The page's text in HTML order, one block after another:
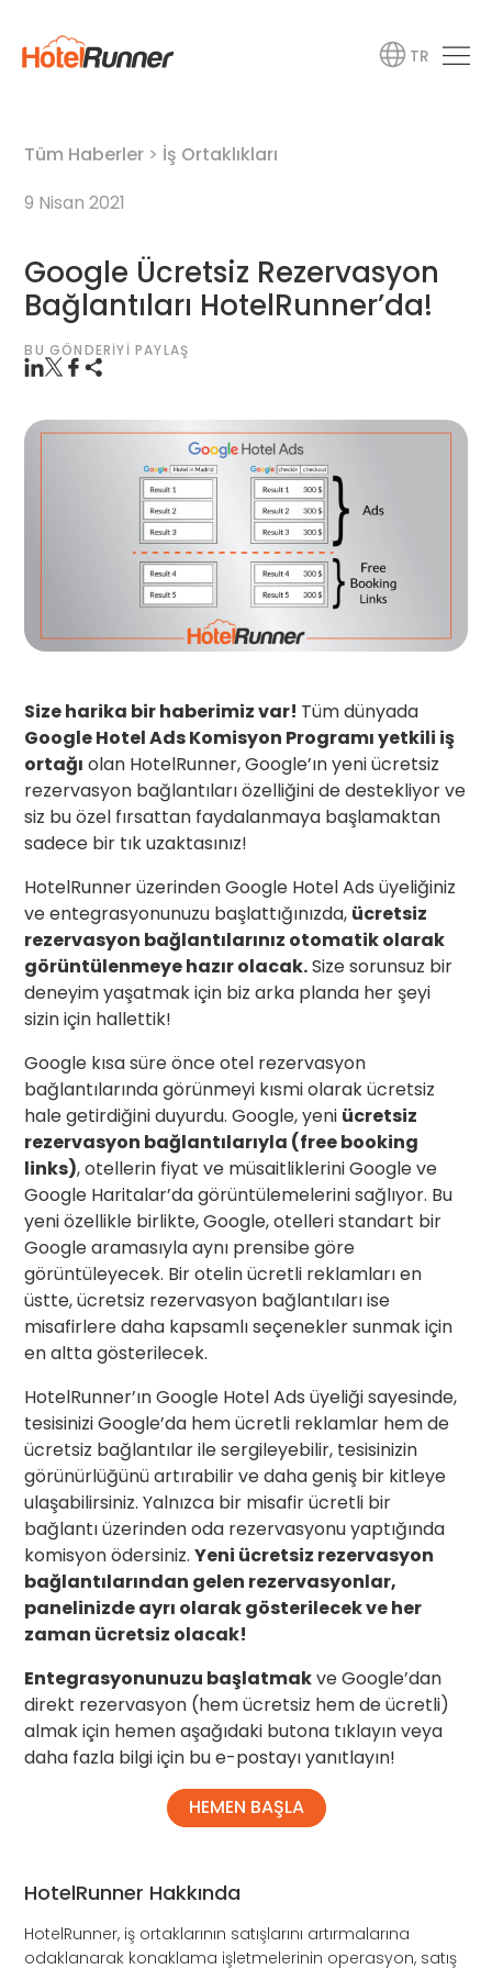
TR
Tüm Haberler > İş Ortaklıkları
9 Nisan 2021
Google Ücretsiz Rezervasyon
Bağlantıları HotelRunner’da!
BU GÖNDERIYI PAYLAŞ
Size harika bir haberimiz var! Tüm dünyada
Google Hotel Ads Komisyon Programı yetkili iş
ortağı olan HotelRunner, Google’ın yeni ücretsiz
rezervasyon bağlantıları özelliğini de destekliyor ve
siz bu özel fırsattan faydalanmaya başlamaktan
sadece bir tık uzaktasınız!
HotelRunner üzerinden Google Hotel Ads üyeliğiniz
ve entegrasyonunuzu başlattığınızda, ücretsiz
rezervasyon bağlantılarınız otomatik olarak
görüntülenmeye hazır olacak.Size sorunsuz bir
deneyim yaşatmak için biz arka planda her şeyi
sizin için hallettik!
Google kısa süre önce otel rezervasyon
bağlantılarında görünmeyi kısmi olarak ücretsiz
hale getirdiğini duyurdu. Google, yeni ücretsiz
rezervasyon bağlantılarıyla (free booking
links), otellerin fiyat ve müsaitliklerini Google ve
Google Haritalar’da görüntülemelerini sağlıyor. Bu
yeni özellikle birlikte, Google, otelleri standart bir
Google aramasıyla aynı prensibe göre
görüntüleyecek. Bir otelin ücretli reklamları en
üstte, ücretsiz rezervasyon bağlantıları ise
misafirlere daha kapsamlı seçenekler sunmak için
en altta gösterilecek.
HotelRunner’ın Google Hotel Ads üyeliği sayesinde,
tesisinizi Google’da hem ücretli reklamlar hem de
ücretsiz bağlantılar ile sergileyebilir, tesisinizin
görünürlüğünü artırabilir ve daha geniş bir kitleye
ulaşabilirsiniz. Yalnızca bir misafir ücretli bir
bağlantı üzerinden oda rezervasyonu yaptığında
komisyon ödersiniz.Yeni ücretsiz rezervasyon
bağlantılarından gelen rezervasyonlar,
panelinizde ayrı olarak gösterilecek ve her
zaman ücretsiz olacak!
Entegrasyonunuzu başlatmakve Google’dan
direkt rezervasyon (hem ücretsiz hem de ücretli)
almak için hemen aşağıdaki butona tıklayın veya
daha fazla bilgi için bu e-postayı yanıtlayın!
HEMEN BAŞLA
HotelRunner Hakkında
HotelRunner, iş ortaklarının satışlarını artırmalarına
odaklanarak konaklama işletmelerinin operasyon, satış